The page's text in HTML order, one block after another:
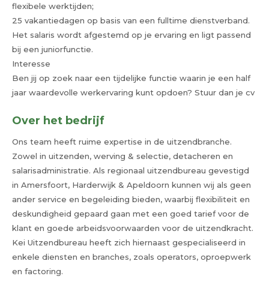
flexibele werktijden;
25 vakantiedagen op basis van een fulltime dienstverband.
Het salaris wordt afgestemd op je ervaring en ligt passend
bij een juniorfunctie.
Interesse
Ben jij op zoek naar een tijdelijke functie waarin je een half
jaar waardevolle werkervaring kunt opdoen? Stuur dan je cv
Over het bedrijf
Ons team heeft ruime expertise in de uitzendbranche.
Zowel in uitzenden, werving & selectie, detacheren en
salarisadministratie. Als regionaal uitzendbureau gevestigd
in Amersfoort, Harderwijk & Apeldoorn kunnen wij als geen
ander service en begeleiding bieden, waarbij flexibiliteit en
deskundigheid gepaard gaan met een goed tarief voor de
klant en goede arbeidsvoorwaarden voor de uitzendkracht.
Kei Uitzendbureau heeft zich hiernaast gespecialiseerd in
enkele diensten en branches, zoals operators, oproepwerk
en factoring.